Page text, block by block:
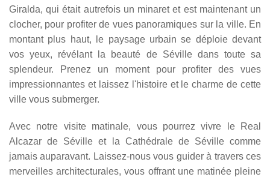
Giralda, qui était autrefois un minaret et est maintenant un
clocher, pour profiter de vues panoramiques sur la ville. En
montant plus haut, le paysage urbain se déploie devant
vos yeux, révélant la beauté de Séville dans toute sa
splendeur. Prenez un moment pour profiter des vues
impressionnantes et laissez l'histoire et le charme de cette
ville vous submerger.
Avec notre visite matinale, vous pourrez vivre le Real
Alcazar de Séville et la Cathédrale de Séville comme
jamais auparavant. Laissez-nous vous guider à travers ces
merveilles architecturales, vous offrant une matinée pleine